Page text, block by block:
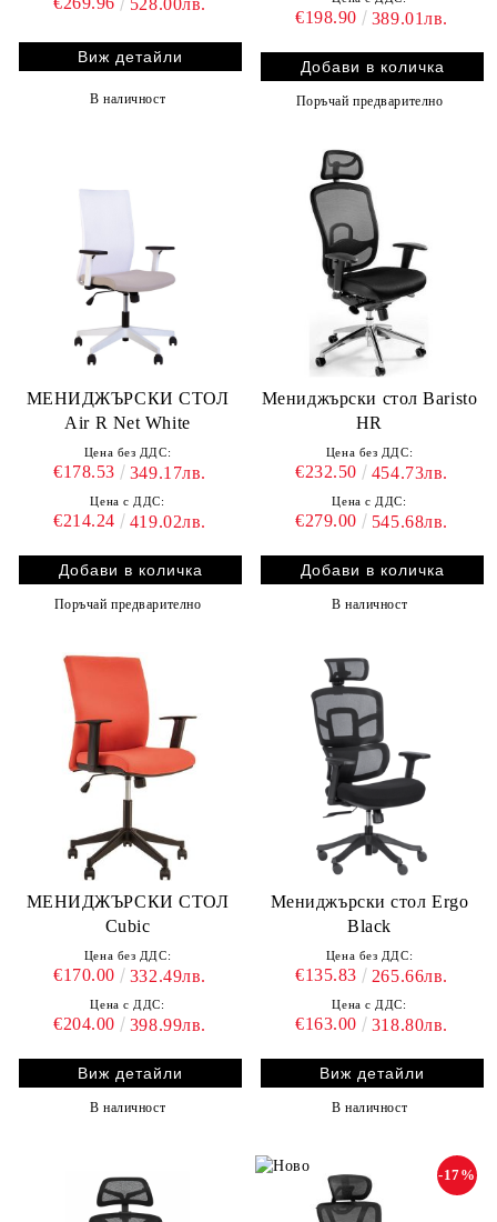
Виж детайли
В наличност
€198.90 389.01лв.
Поръчай предварително
МЕНИДЖЪРСКИ СТОЛ
Air R Net White
Цена без ДДС:
€178.53 349.17лв.
Цена с ДДС:
€214.24 419.02лв.
Поръчай предварително
Мениджърски стол Baristo
HR
Цена без ДДС:
€232.50 454.73лв.
Цена с ДДС:
€279.00 545.68лв.
В наличност
МЕНИДЖЪРСКИ СТОЛ
Cubic
Цена без ДДС:
€170.00 332.49лв.
Цена с ДДС:
€204.00 398.99лв.
Виж детайли
В наличност
Мениджърски стол Ergo
Black
Цена без ДДС:
€135.83 265.66лв.
Цена с ДДС:
€163.00 318.80лв.
Виж детайли
В наличност
-17%